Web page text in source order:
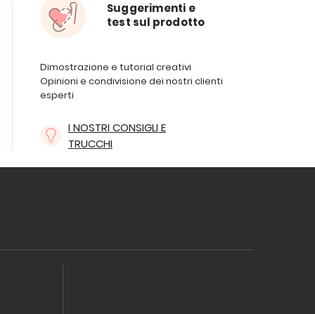
Suggerimenti e
test sul prodotto
Dimostrazione e tutorial creativi
Opinioni e condivisione dei nostri clienti
esperti
I NOSTRI CONSIGLI E
TRUCCHI